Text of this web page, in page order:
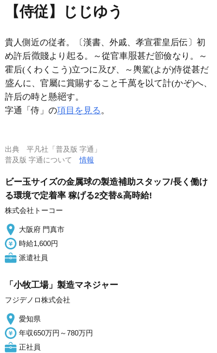
【侍従】じじゆう
貴人側近の従者。〔漢書、外戚、孝宣霍皇后伝〕初
め許后
賤より る。～從官車 甚だ
儉なり。～
霍后(くわくこう)立つに
び、～輿駕(よが)侍從甚だ
んに、官屬に賞賜すること千
を以て計(かぞ)へ、
許后の時と懸
す。
字通「侍」の項目を見る。
出典 平凡社「普及版 字通」
普及版 字通について情報
ビー玉サイズの金属球の製造補助スタッフ/長く働け
る環境で定着率 稼げる2交替&高時給!
株式会社トーコー
大阪府 門真市
時給1,600円
派遣社員
「小牧工場」製造マネジャー
フジデノロ株式会社
愛知県
年収650万円～780万円
正社員